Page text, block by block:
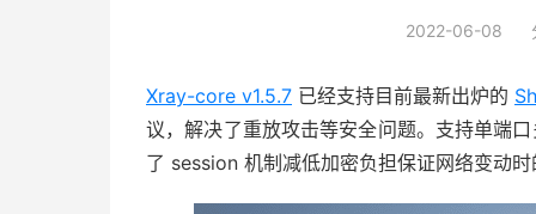
2022-06-08
Xray-core v1.5.7 已经支持目前最新出炉的
议，解决了重放攻击等安全问题。支持单端
了 session 机制减低加密负担保证网络变动